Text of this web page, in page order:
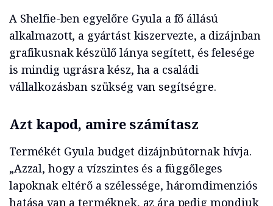
A Shelfie-ben egyelőre Gyula a fő állású
alkalmazott, a gyártást kiszervezte, a dizájnban
grafikusnak készülő lánya segített, és felesége
is mindig ugrásra kész, ha a családi
vállalkozásban szükség van segítségre.
Azt kapod, amire számítasz
Termékét Gyula budget dizájnbútornak hívja.
„Azzal, hogy a vízszintes és a függőleges
lapoknak eltérő a szélessége, háromdimenziós
hatása van a terméknek, az ára pedig mondjuk